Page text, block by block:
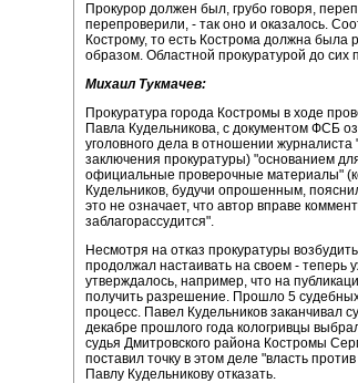
Прокурор должен был, грубо говоря,
перепроверили, - так оно и оказалось.
Кострому, то есть Кострома должна была
образом. Областной прокуратурой до сих
Михаил Тукмачев:
Прокуратура города Костромы в ходе
Павла Кудельникова, с документом ФСБ
уголовного дела в отношении
заключения прокуратуры) "основанием
официальные проверочные материалы"
Кудельников, будучи опрошенным,
это не означает, что автор вправе
заблагорассудится".
Несмотря на отказ прокуратуры
продолжал настаивать на своем - теперь
утверждалось, например, что на
получить разрешение. Прошло 5
процесс. Павел Кудельников заканчивал
декабре прошлого года кологривцы
судья Дмитровского района Костромы
поставил точку в этом деле "власть
Павлу Кудельникову отказать.